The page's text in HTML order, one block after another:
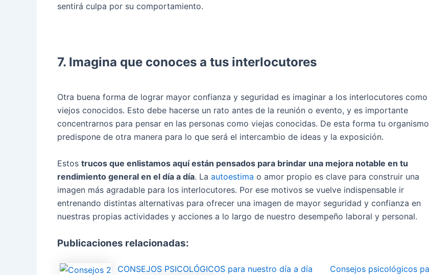
sentirá culpa por su comportamiento.
7. Imagina que conoces a tus interlocutores
Otra buena forma de lograr mayor confianza y seguridad es imaginar a los interlocutores como
viejos conocidos. Esto debe hacerse un rato antes de la reunión o evento, y es importante
concentrarnos para pensar en las personas como viejas conocidas. De esta forma tu
predispone de otra manera para lo que será el intercambio de ideas y la exposición.
Estos trucos que enlistamos aquí están pensados para brindar una mejora notable en tu
rendimiento general en el día a día. La autoestima o amor propio es clave para construir una
imagen más agradable para los interlocutores. Por ese motivos se vuelve indispensable ir
entrenando distintas alternativas para ofrecer una imagen de mayor seguridad y confianza en
nuestras propias actividades y acciones a lo largo de nuestro desempeño laboral y personal.
Publicaciones relacionadas:
CONSEJOS PSICOLÓGICOS para nuestro día a día Consejos psicológicos